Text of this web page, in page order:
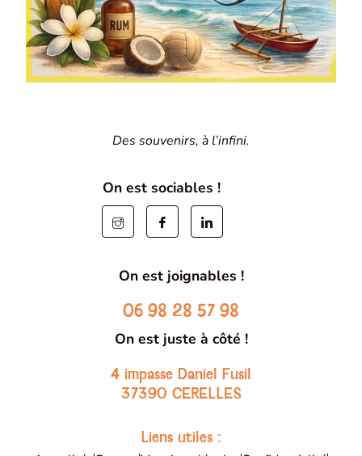
Des souvenirs, à l’infini.
On est sociables !
On est joignables !
06 98 28 57 98
On est juste à côté !
4 impasse Daniel Fusil
37390 CERELLES
Liens utiles :